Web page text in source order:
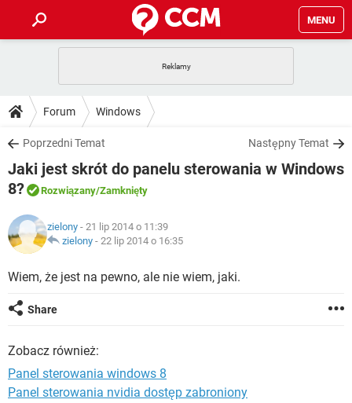
MENU
GRY
SPOTIFY
INSTAGRAM FACEBOOK
WINDOWS 10
PORADY
PlayStation
SPOTIFY
WINDOWS 10
DO POBRANIA
ANDROID TIKTOK
GRY
IOS
INSTAGRAM
WINDOWS 10
FORUM
GRY
WINDOWS 10
ARTYKUŁY
COVID-19
GRY WHATSAPP
SPOTIFY
WINDOWS 10
Forum Windows
Poprzedni Temat Następny Temat
Jaki jest skrót do panelu sterowania w Windows
8?
Rozwiązany/Zamknięty
zielony - 21 lip 2014 o 11:39
zielony - 22 lip 2014 o 16:35
Wiem, że jest na pewno, ale nie wiem, jaki.
Share
Zobacz również:
Panel sterowania windows 8
Panel sterowania nvidia dostęp zabroniony